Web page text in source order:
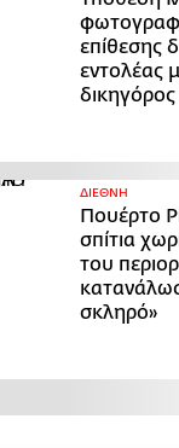
επίθεσης
εντολέας
ΔΙΕΘΝΗ
Πουέρτο
σπίτια
του
σκληρό»